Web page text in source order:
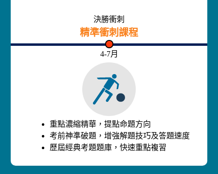
決勝衝刺
精準衝刺課程
4-7月
重點濃縮精華，提點命題方向
考前神準破題，增強解題技巧及答題速度
歷屆經典考題題庫，快速重點複習